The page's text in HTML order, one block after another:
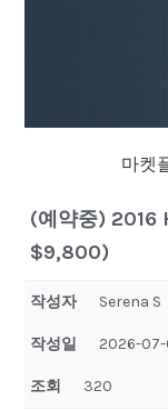
마켓
(예약중) 2016
$9,800)
작성자 Serena S
작성일 2026-
조회 320